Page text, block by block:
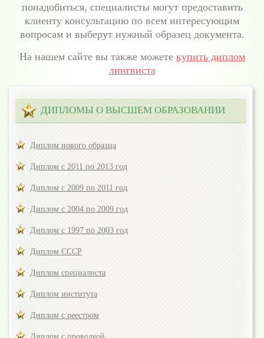
понадобиться, специалисты могут предоставить
клиенту консультацию по всем интересующим
вопросам и выберут нужный образец документа.
На нашем сайте вы также можете купить диплом
лингвиста
ДИПЛОМЫ О ВЫСШЕМ ОБРАЗОВАНИИ
Диплом нового образца
Диплом с 2011 по 2013 год
Диплом с 2009 по 2011 год
Диплом с 2004 по 2009 год
Диплом с 1997 по 2003 год
Диплом СССР
Диплом специалиста
Диплом института
Диплом с реестром